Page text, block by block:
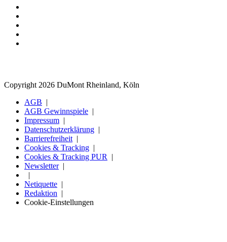
Copyright 2026 DuMont Rheinland, Köln
AGB
AGB Gewinnspiele
Impressum
Datenschutzerklärung
Barrierefreiheit
Cookies & Tracking
Cookies & Tracking PUR
Newsletter
Netiquette
Redaktion
Cookie-Einstellungen